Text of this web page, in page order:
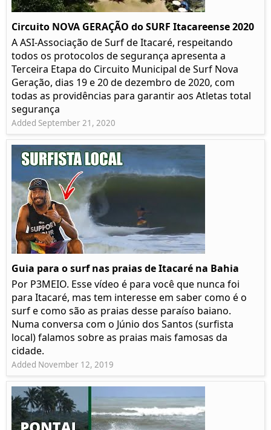
Circuito NOVA GERAÇÃO do SURF Itacareense 2020
A ASI-Associação de Surf de Itacaré, respeitando
todos os protocolos de segurança apresenta a
Terceira Etapa do Circuito Municipal de Surf Nova
Geração, dias 19 e 20 de dezembro de 2020, com
todas as providências para garantir aos Atletas total
segurança
Added September 21, 2020
Guia para o surf nas praias de Itacaré na Bahia
Por P3MEIO. Esse vídeo é para você que nunca foi
para Itacaré, mas tem interesse em saber como é o
surf e como são as praias desse paraíso baiano.
Numa conversa com o Júnio dos Santos (surfista
local) falamos sobre as praias mais famosas da
cidade.
Added November 12, 2019